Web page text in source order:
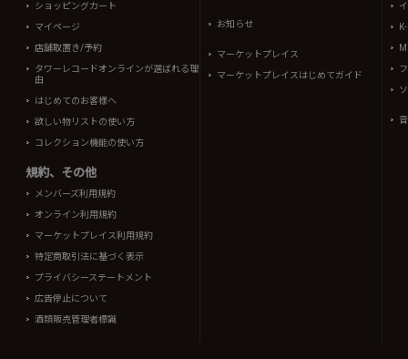
ショッピングカート
マイページ
店舗取置き/予約
タワーレコードオンラインが選ばれる理
由
はじめてのお客様へ
欲しい物リストの使い方
コレクション機能の使い方
規約、その他
メンバーズ利用規約
オンライン利用規約
マーケットプレイス利用規約
特定商取引法に基づく表示
プライバシーステートメント
広告停止について
酒類販売管理者標識
お知らせ
マーケットプレイス
マーケットプレイスはじめてガイド